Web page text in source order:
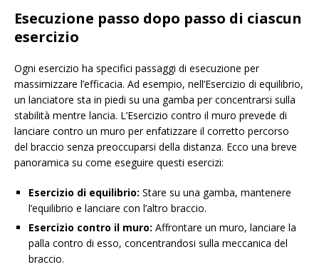
Esecuzione passo dopo passo di ciascun
esercizio
Ogni esercizio ha specifici passaggi di esecuzione per
massimizzare l’efficacia. Ad esempio, nell’Esercizio di equilibrio,
un lanciatore sta in piedi su una gamba per concentrarsi sulla
stabilità mentre lancia. L’Esercizio contro il muro prevede di
lanciare contro un muro per enfatizzare il corretto percorso
del braccio senza preoccuparsi della distanza. Ecco una breve
panoramica su come eseguire questi esercizi:
Esercizio di equilibrio: Stare su una gamba, mantenere
l’equilibrio e lanciare con l’altro braccio.
Esercizio contro il muro: Affrontare un muro, lanciare la
palla contro di esso, concentrandosi sulla meccanica del
braccio.